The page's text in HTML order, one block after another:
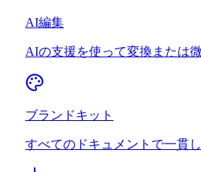
AI編集
AIの支援を使って変換または
ブランドキット
すべてのドキュメントで一貫